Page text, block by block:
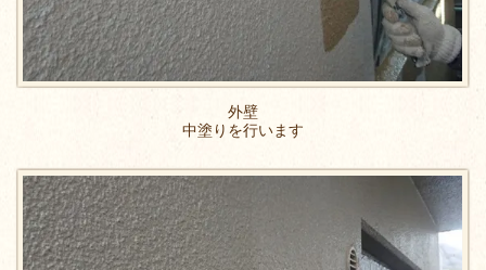
外壁
中塗りを行います